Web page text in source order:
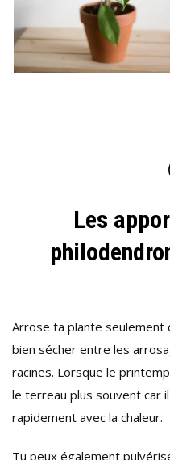
Les
Arrose ta plante seulement
bien sécher entre les
racines. Lorsque le
le terreau plus souvent car
rapidement avec la chaleur.
Tu peux également